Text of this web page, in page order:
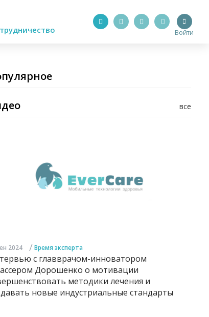
Войти
все
2024 / Время эксперта
с главврачом-инноватором
Дорошенко о мотивации
методики лечения и
новые индустриальные стандарты